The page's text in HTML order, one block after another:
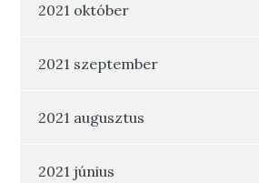
2021 október
2021 szeptember
2021 augusztus
2021 június